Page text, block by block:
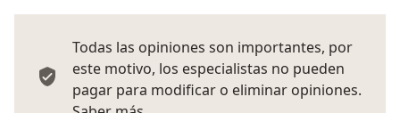
Todas las opiniones son importantes, por
este motivo, los especialistas no pueden
pagar para modificar o eliminar opiniones.